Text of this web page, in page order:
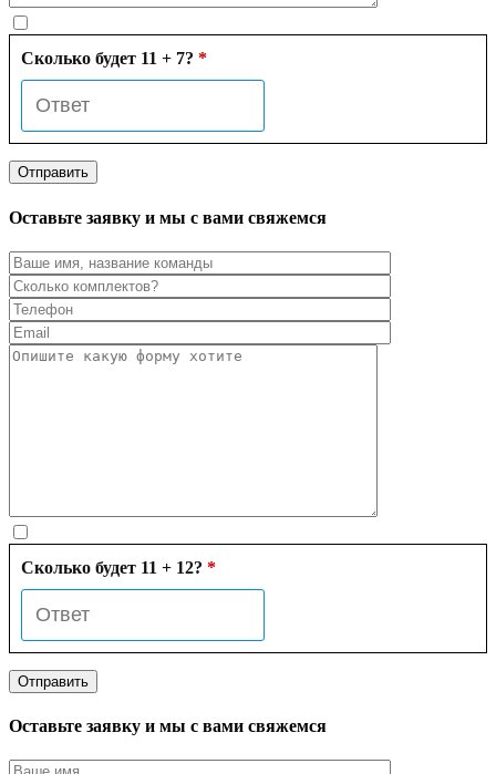
Сколько будет 11 + 7? *
Оставьте заявку и мы с вами свяжемся
Сколько будет 11 + 12? *
Оставьте заявку и мы с вами свяжемся